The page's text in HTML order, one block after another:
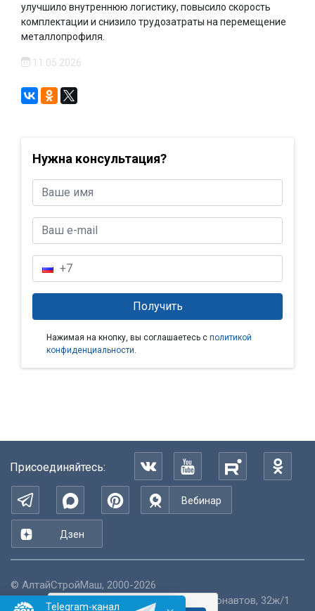
улучшило внутреннюю логистику, повысило скорость
комплектации и снизило трудозатраты на перемещение
металлопрофиля.
11.05.2026
Нужна консультация?
Нажимая на кнопку, вы соглашаетесь с политикой
конфиденциальности
Присоединяйтесь:
Вебинар
Дзен
© АлтайСтройМаш, 2000-2026
Россия ,Алтайский край Барнаул
пр.Космонавтов, 32ж/1
Telegram-канал